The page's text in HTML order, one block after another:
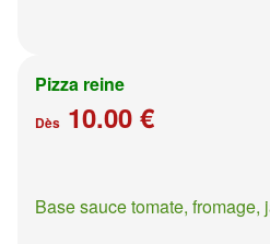
Pizza reine
Dès 10.00 €
Base sauce tomate,